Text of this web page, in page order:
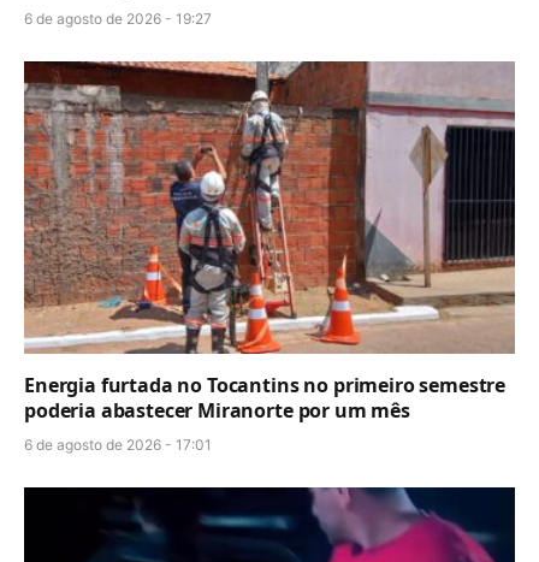
6 de agosto de 2026 - 19:27
Energia furtada no Tocantins no primeiro semestre
poderia abastecer Miranorte por um mês
6 de agosto de 2026 - 17:01